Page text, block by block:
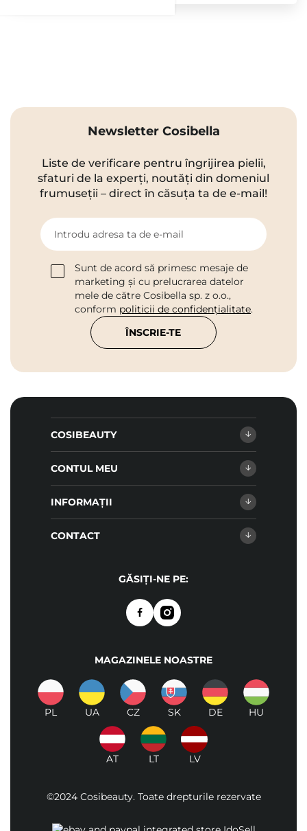
Newsletter Cosibella
Liste de verificare pentru îngrijirea pielii,
sfaturi de la experți, noutăți din domeniul
frumuseții – direct în căsuța ta de e-mail!
Introdu adresa ta de e-mail
Sunt de acord să primesc mesaje de
marketing și cu prelucrarea datelor
mele de către Cosibella sp. z o.o.,
conform politicii de confidențialitate.
ÎNSCRIE-TE
COSIBEAUTY
CONTUL MEU
INFORMAȚII
CONTACT
GĂSIȚI-NE PE:
MAGAZINELE NOASTRE
PL UA CZ SK DE HU
AT LT LV
©2024 Cosibeauty. Toate drepturile rezervate